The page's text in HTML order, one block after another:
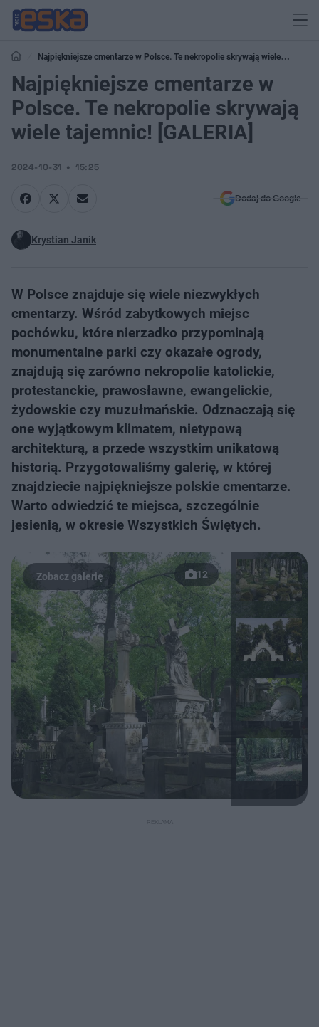
Najpiękniejsze cmentarze w Polsce. Te nekropolie skrywają wiele
tajemnic! [GALERIA]
Najpiękniejsze cmentarze w
Polsce. Te nekropolie skrywają
wiele tajemnic! [GALERIA]
2024-10-31 15:25
Dodaj do Google
Krystian Janik
W Polsce znajduje się wiele niezwykłych
cmentarzy. Wśród zabytkowych miejsc
pochówku, które nierzadko przypominają
monumentalne parki czy okazałe ogrody,
znajdują się zarówno nekropolie katolickie,
protestanckie, prawosławne, ewangelickie,
żydowskie czy muzułmańskie. Odznaczają się
one wyjątkowym klimatem, nietypową
architekturą, a przede wszystkim unikatową
historią. Przygotowaliśmy galerię, w której
znajdziecie najpiękniejsze polskie cmentarze.
Warto odwiedzić te miejsca, szczególnie
jesienią, w okresie Wszystkich Świętych.
12